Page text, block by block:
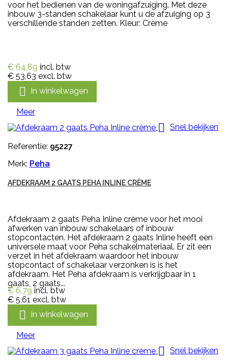
voor het bedienen van de woningafzuiging. Met deze
inbouw 3-standen schakelaar kunt u de afzuiging op 3
verschillende standen zetten. Kleur: Crème
€ 64,89 incl. btw
€ 53,63 excl. btw
 In winkelwagen
Meer
 Snel bekijken
Referentie: 95227
Merk: Peha
AFDEKRAAM 2 GAATS PEHA INLINE CRÈME
Afdekraam 2 gaats Peha Inline crème voor het mooi
afwerken van inbouw schakelaars of inbouw
stopcontacten. Het afdekraam 2 gaats Inline heeft een
universele maat voor Peha schakelmateriaal. Er zit een
verzet in het afdekraam waardoor het inbouw
stopcontact of schakelaar verzonken is is het
afdekraam. Het Peha afdekraam is verkrijgbaar in 1
gaats, 2 gaats...
€ 6,79 incl. btw
€ 5,61 excl. btw
 In winkelwagen
Meer
 Snel bekijken